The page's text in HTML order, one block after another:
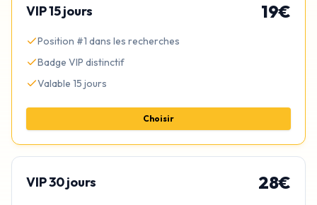
VIP15 jours 19€
Position #1 dans les recherches
Badge VIP distinctif
Valable 15 jours
Choisir
VIP30 jours 28€